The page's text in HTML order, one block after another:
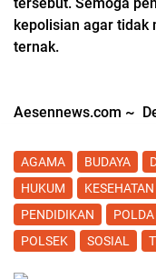
tersebut. Semoga
kepolisian agar tidak
ternak.
Aesennews.com ~
AGAMA BUDAYA
HUKUM
KESEHATAN
PENDIDIKAN
POLDA
POLSEK
SOSIAL